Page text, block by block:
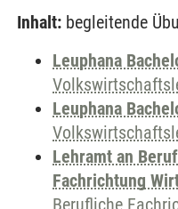
Inhalt: begleitende
Leuphana
Leuphana
Lehramt an
Fachrichtung
Berufliche